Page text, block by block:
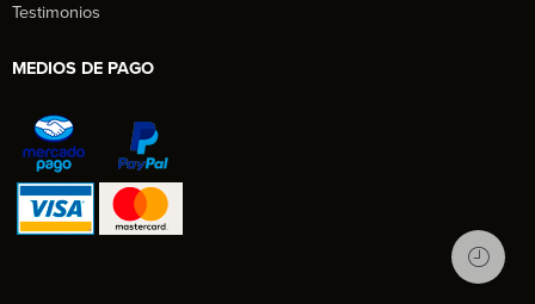
Testimonios
MEDIOS DE PAGO